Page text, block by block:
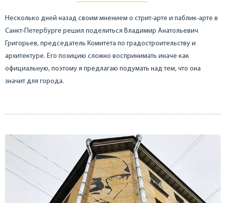
Несколько дней назад своим мнением о стрит-арте и паблик-арте в
Санкт-Петербурге решил поделиться Владимир Анатольевич
Григорьев, председатель Комитета по градостроительству и
архитектуре. Его позицию сложно воспринимать иначе как
официальную, поэтому я предлагаю подумать над тем, что она
значит для города.